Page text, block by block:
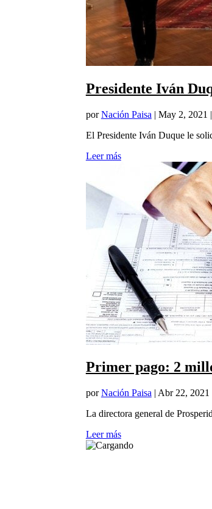
Presidente Iván
porNación Paisa | May 2, 2021 |
El Presidente Iván Duque le
Leer más
Primer pago: 2
porNación Paisa | Abr 22, 2021
La directora general de
Leer más